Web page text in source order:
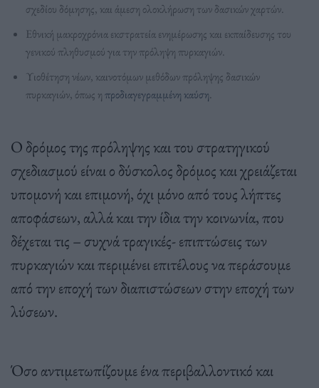
σχεδίου δόμησης, και άμεση ολοκλήρωση των δασικών χαρτών.
Εθνική μακροχρόνια εκστρατεία ενημέρωσης και εκπαίδευσης του
γενικού πληθυσμού για την πρόληψη πυρκαγιών.
Υιοθέτηση νέων, καινοτόμων μεθόδων πρόληψης δασικών
πυρκαγιών, όπως ηπροδιαγεγραμμένη καύση.
Ο δρόμος της πρόληψης και του στρατηγικού
σχεδιασμού είναι ο δύσκολος δρόμος και χρειάζεται
υπομονή και επιμονή, όχι μόνο από τους λήπτες
αποφάσεων, αλλά και την ίδια την κοινωνία, που
δέχεται τις – συχνά τραγικές- επιπτώσεις των
πυρκαγιών και περιμένει επιτέλους να περάσουμε
από την εποχή των διαπιστώσεων στην εποχή των
λύσεων.
Όσο αντιμετωπίζουμε ένα περιβαλλοντικό και